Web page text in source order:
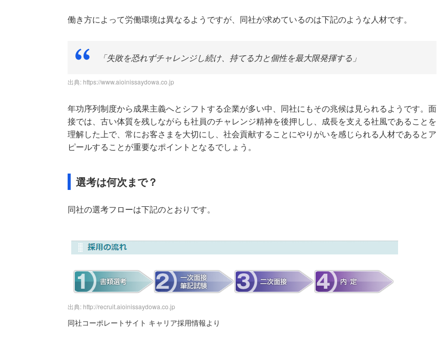
働き方によって労働環境は異なるようですが、同社が求めているのは下記のような人材です。
「失敗を恐れずチャレンジし続け、持てる力と個性を最大限発揮する」
出典: https://www.aioinissaydowa.co.jp
年功序列制度から成果主義へとシフトする企業が多い中、同社にもその兆候は見られるようです。面
接では、古い体質を残しながらも社員のチャレンジ精神を後押しし、成長を支える社風であることを
理解した上で、常にお客さまを大切にし、社会貢献することにやりがいを感じられる人材であるとア
ピールすることが重要なポイントとなるでしょう。
選考は何次まで？
同社の選考フローは下記のとおりです。
出典: http://recruit.aioinissaydowa.co.jp
同社コーポレートサイト キャリア採用情報より